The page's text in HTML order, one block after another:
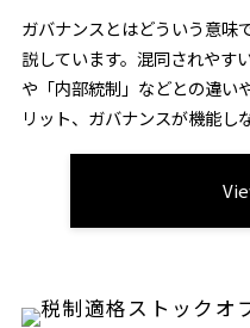
ガバナンスとはどういう意味
説しています。混同されやす
や「内部統制」などとの違い
リット、ガバナンスが機能し